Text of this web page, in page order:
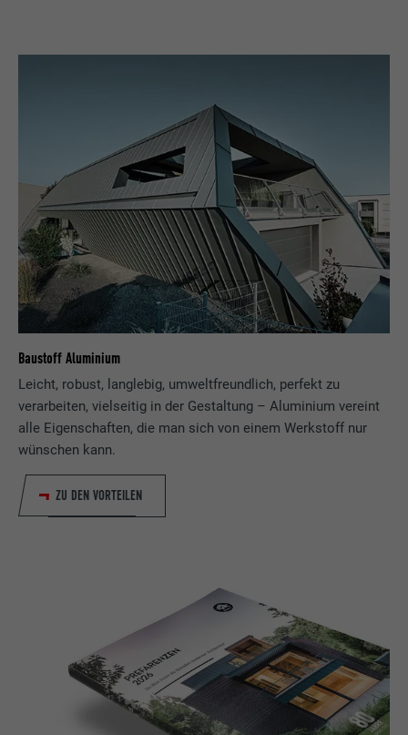
Baustoff Aluminium
Leicht, robust, langlebig, umweltfreundlich, perfekt zu
verarbeiten, vielseitig in der Gestaltung – Aluminium vereint
alle Eigenschaften, die man sich von einem Werkstoff nur
wünschen kann.
ZU DEN VORTEILEN